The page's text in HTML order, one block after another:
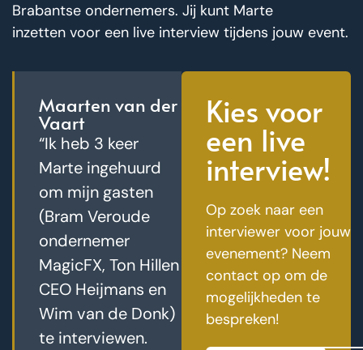
Brabantse ondernemers. Jij kunt Marte
inzetten voor een live interview tijdens jouw event.
Maarten van der
Vaart
“Ik heb 3 keer
Marte ingehuurd
om mijn gasten
(Bram Veroude
ondernemer
MagicFX, Ton Hillen
CEO Heijmans en
Wim van de Donk)
te interviewen.
Kies voor
een live
interview!
Op zoek naar een
interviewer voor jouw
evenement? Neem
contact op om de
mogelijkheden te
bespreken!